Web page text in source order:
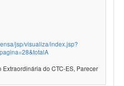
jsp/visualiza/index.jsp?
do CTC-ES, Parecer